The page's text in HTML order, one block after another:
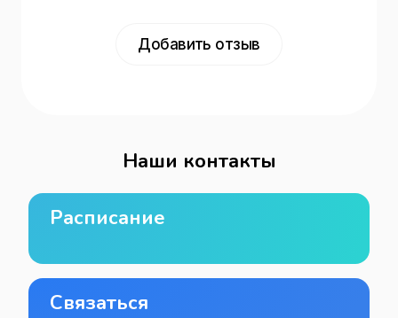
Добавить отзыв
Наши контакты
Расписание
Связаться